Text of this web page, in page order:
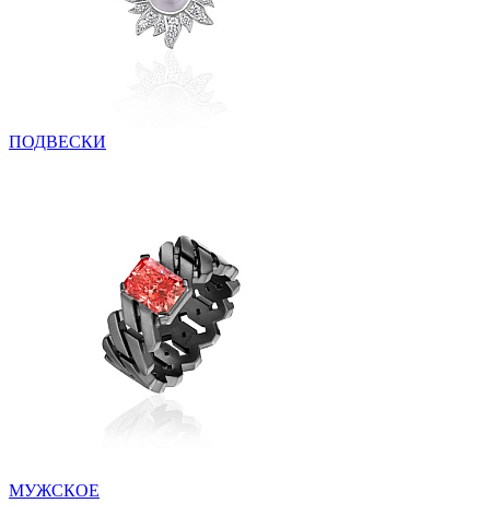
ПОДВЕСКИ
МУЖСКОЕ